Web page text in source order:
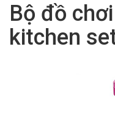
Bộ đồ
kitchen